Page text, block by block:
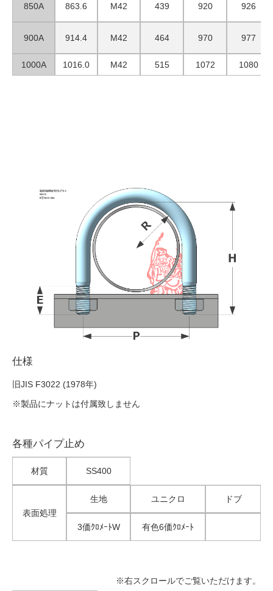
850A 863.6 M42 439 920 926
900A 914.4 M42 464 970 977
1000A 1016.0 M42 515 1072 1080
仕様
旧JIS F3022 (1978年)
※製品にナットは付属致しません
各種パイプ止め
材質 SS400
表面処理
生地 ユニクロ ドブ
3価ｸﾛﾒｰﾄW 有色6価ｸﾛﾒｰﾄ
※右スクロールでご覧いただけます。